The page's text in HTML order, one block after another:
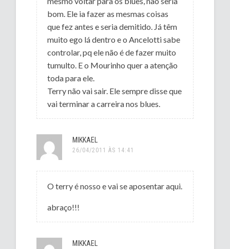
bom. Ele ia fazer as mesmas coisas
que fez antes e seria demitido. Já têm
muito ego lá dentro e o Ancelotti sabe
controlar, pq ele não é de fazer muito
tumulto. E o Mourinho quer a atenção
toda para ele.
Terry não vai sair. Ele sempre disse que
vai terminar a carreira nos blues.
MIKKAEL
26/04/2011 ÀS 14:41
O terry é nosso e vai se aposentar aqui.
abraço!!!
MIKKAEL